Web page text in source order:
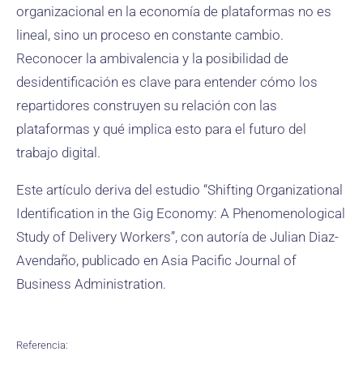
organizacional en la economía de plataformas no es
lineal, sino un proceso en constante cambio.
Reconocer la ambivalencia y la posibilidad de
desidentificación es clave para entender cómo los
repartidores construyen su relación con las
plataformas y qué implica esto para el futuro del
trabajo digital.
Este artículo deriva del estudio “Shifting Organizational
Identification in the Gig Economy: A Phenomenological
Study of Delivery Workers”, con autoría de Julian Diaz-
Avendaño, publicado en Asia Pacific Journal of
Business Administration.
Referencia: